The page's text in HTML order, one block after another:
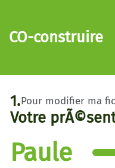
Aller au contenu
CO-construire
Pour modifier ma
1.
Votre
Paule